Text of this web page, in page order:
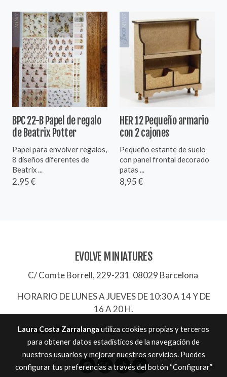
BPC 22-B Papel de regalo
de Beatrix Potter
Papel para envolver regalos,
8 diseños diferentes de
Beatrix ...
2,95 €
HER 12 Pequeño armario
con 2 cajones
Pequeño estante de suelo
con panel frontal decorado
patas ...
8,95 €
EVOLVE MINIATURES
C/ Comte Borrell, 229-231 08029 Barcelona
HORARIO DE LUNES A JUEVES DE 10:30 A 14 Y DE
16 A 20 H.
932657744|evolve@evolve-miniatures.es
Laura Costa Zarralanga utiliza cookies propias y terceros
para obtener datos estadísticos de la navegación de
nuestros usuarios y mejorar nuestros servicios. Puedes
configurar tus preferencias a través del botón “Configurar”